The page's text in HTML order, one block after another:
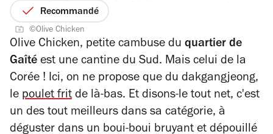
4
étoiles
Recommandé
©Olive Chicken
Olive Chicken, petite cambuse du quartier de
Gaîté est une cantine du Sud. Mais celui de la
Corée ! Ici, on ne propose que du dakgangjeong,
le poulet frit de là-bas. Et disons-le tout net, c'est
un des tout meilleurs dans sa catégorie, à
déguster dans un boui-boui bruyant et dépouillé